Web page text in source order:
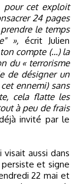
pour cet exploit
24 pages
le temps
», écrit Julien
compte (…) la
du « terrorisme
de désigner un
ennemi) sans
cela flatte les
à peu de frais
invité par le
visait aussi dans
persiste et signe
22 mai et